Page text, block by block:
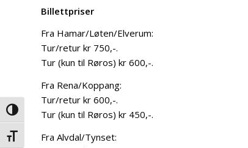
Veksle høykontrast
Veksle skriftstørrelse
Billettpriser
Fra Hamar/Løten/Elverum:
Tur/retur kr 750,-.
Tur (kun til Røros) kr 600,-.
Fra Rena/Koppang:
Tur/retur kr 600,-.
Tur (kun til Røros) kr 450,-.
Fra Alvdal/Tynset: